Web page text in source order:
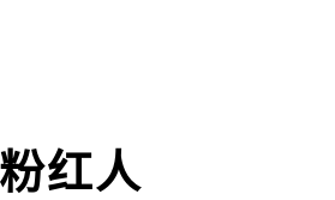
红人